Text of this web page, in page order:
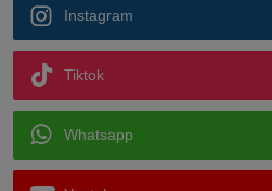
Instagram
Tiktok
Whatsapp